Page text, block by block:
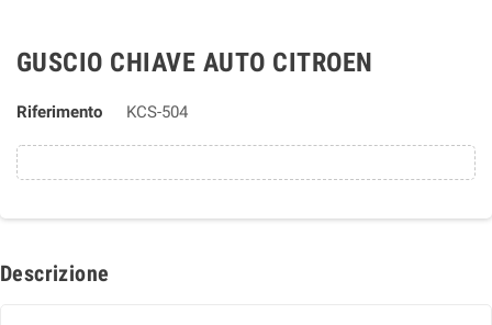
GUSCIO CHIAVE AUTO CITROEN
Riferimento KCS-504
Descrizione